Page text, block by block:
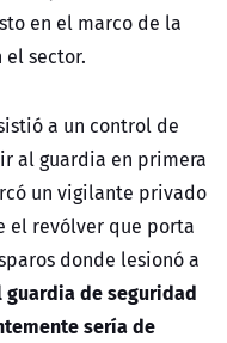
en el marco de la
sector.
a un control de
al guardia en primera
un vigilante privado
el revólver que porta
donde lesionó a
de seguridad
sería de